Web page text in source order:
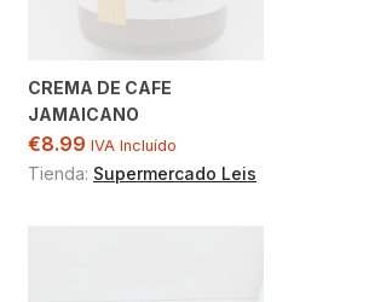
CREMA DE CAFE
JAMAICANO
€8.99 IVA Incluído
Tienda: Supermercado Leis